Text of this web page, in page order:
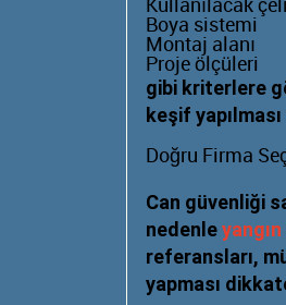
Kullanılacak
Boya sistemi
Montaj alanı
Proje ölçüleri
gibi kriterlere
keşif
Doğru Firma
Can güvenliği
nedenle
referansları,
yapması